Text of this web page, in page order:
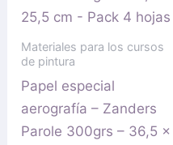
Materiales para los cursos
de pintura
Papel especial
aerografía – Zanders
Parole 300grs – 36,5 x